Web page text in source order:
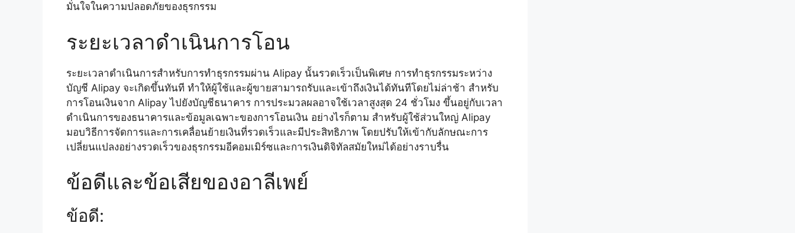
มั่นใจในความปลอดภัยของธุรกรรม
ระยะเวลาดำเนินการโอน
ระยะเวลาดำเนินการสำหรับการทำธุรกรรมผ่าน Alipay นั้นรวดเร็วเป็นพิเศษ การทำธุรกรรมระหว่าง
บัญชี Alipay จะเกิดขึ้นทันที ทำให้ผู้ใช้และผู้ขายสามารถรับและเข้าถึงเงินได้ทันทีโดยไม่ล่าช้า สำหรับ
การโอนเงินจาก Alipay ไปยังบัญชีธนาคาร การประมวลผลอาจใช้เวลาสูงสุด 24 ชั่วโมง ขึ้นอยู่กับเวลา
ดำเนินการของธนาคารและข้อมูลเฉพาะของการโอนเงิน อย่างไรก็ตาม สำหรับผู้ใช้ส่วนใหญ่ Alipay
มอบวิธีการจัดการและการเคลื่อนย้ายเงินที่รวดเร็วและมีประสิทธิภาพ โดยปรับให้เข้ากับลักษณะการ
เปลี่ยนแปลงอย่างรวดเร็วของธุรกรรมอีคอมเมิร์ซและการเงินดิจิทัลสมัยใหม่ได้อย่างราบรื่น
ข้อดีและข้อเสียของอาลีเพย์
ข้อดี: